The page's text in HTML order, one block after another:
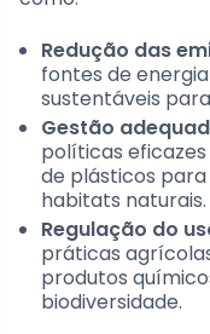
Redução das
fontes de
sustentáveis
Gestão
políticas
de plásticos
habitats naturais.
Regulação do
práticas
produtos
biodiversidade.